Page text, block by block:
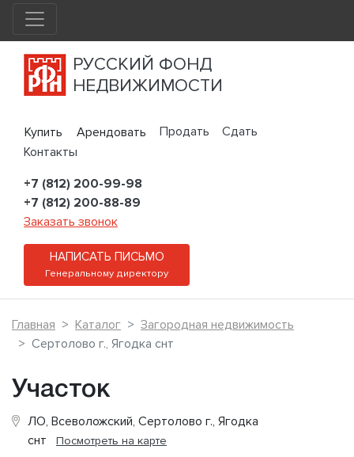
РУССКИЙ ФОНД
НЕДВИЖИМОСТИ
Купить Арендовать Продать
Сдать
Контакты
+7 (812) 200-99-98
+7 (812) 200-88-89
Заказать звонок
НАПИСАТЬ ПИСЬМО
Генеральному директору
Главная Каталог
Загородная недвижимость
Сертолово г., Ягодка снт
Участок
ЛО, Всеволожский, Сертолово г., Ягодка
снт Посмотреть на карте